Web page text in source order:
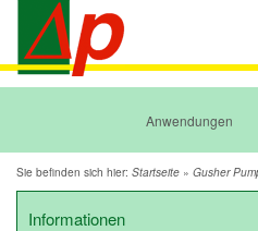
Anwendungen
Sie befinden sich hier: Startseite » Gusher
Informationen